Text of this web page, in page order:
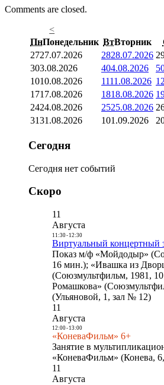
Comments are closed.
<
ПнПонедельник ВтВторник
2727.07.2026 2828.07.2026
303.08.2026 404.08.2026 5
1010.08.2026 1111.08.2026 12
1717.08.2026 1818.08.2026
2424.08.2026 2525.08.2026
3131.08.2026 101.09.2026 2
Сегодня
Сегодня нет событий
Скоро
11
Августа
11:30- 12:30
Виртуальный концертный
Показ м/ф «Мойдодыр»
16 мин.); «Ивашка из
(Союзмультфильм, 1981,
Ромашкова»
(Ульяновой, 1, зал № 12)
11
Августа
12:00- 13:00
«КоневаФильм» 6+
Занятие в
«КоневаФильм» (Конева,
11
Августа